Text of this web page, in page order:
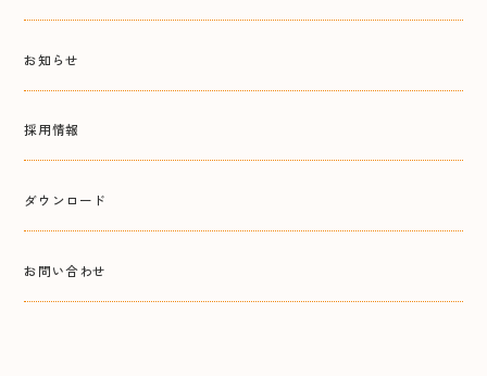
お知らせ
採用情報
ダウンロード
お問い合わせ